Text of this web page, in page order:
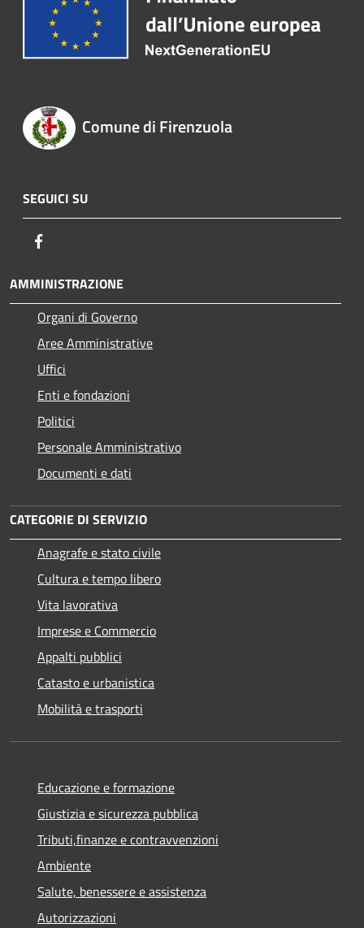
Comune di Firenzuola
SEGUICI SU
AMMINISTRAZIONE
Organi di Governo
Aree Amministrative
Uffici
Enti e fondazioni
Politici
Personale Amministrativo
Documenti e dati
CATEGORIE DI SERVIZIO
Anagrafe e stato civile
Cultura e tempo libero
Vita lavorativa
Imprese e Commercio
Appalti pubblici
Catasto e urbanistica
Mobilità e trasporti
Educazione e formazione
Giustizia e sicurezza pubblica
Tributi,finanze e contravvenzioni
Ambiente
Salute, benessere e assistenza
Autorizzazioni